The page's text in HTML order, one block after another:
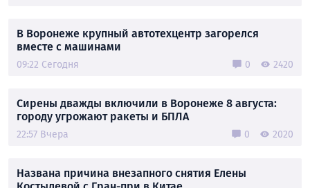
В Воронеже крупный автотехцентр загорелся
вместе с машинами
09:22 Сегодня 0 2420
Сирены дважды включили в Воронеже 8 августа:
городу угрожают ракеты и БПЛА
22:57 Вчера 0 2020
Названа причина внезапного снятия Елены